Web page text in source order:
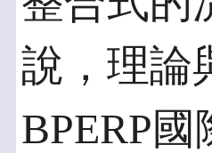
說，理論
BPERP